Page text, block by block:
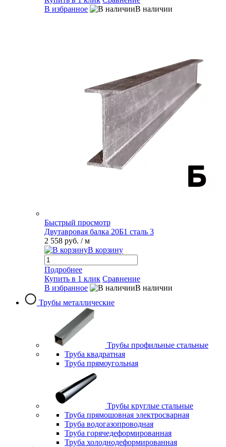
В избранное
В наличии
Быстрый просмотр
Двутавровая балка 20Б1 сталь 3
2 558 руб. / м
В корзину
Подробнее
Купить в 1 клик Сравнение
В избранное
В наличии
Трубы металлические
Трубы профильные стальные
Труба квадратная
Труба прямоугольная
Трубы круглые стальные
Труба прямошовная электросварная
Труба водогазопроводная
Труба горячедеформированная
Труба холоднодеформированная